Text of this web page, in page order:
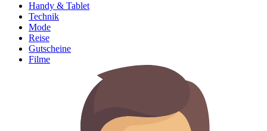
Handy & Tablet
Technik
Mode
Reise
Gutscheine
Filme